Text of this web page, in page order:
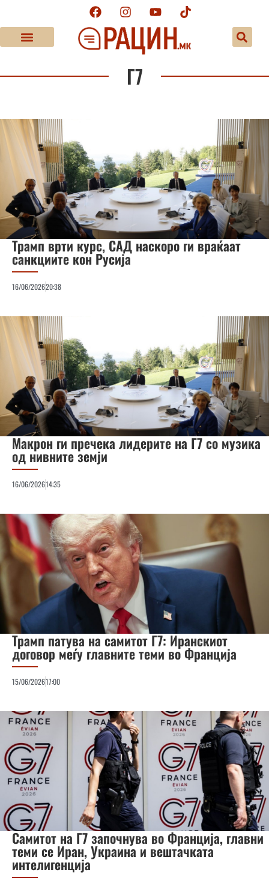
Г7
Трамп врти курс, САД наскоро ги враќаат
санкциите кон Русија
16/06/202620:38
Макрон ги пречека лидерите на Г7 со музика
од нивните земји
16/06/202614:35
Трамп патува на самитот Г7: Иранскиот
договор меѓу главните теми во Франција
15/06/202617:00
Самитот на Г7 започнува во Франција, главни
теми се Иран, Украина и вештачката
интелигенција